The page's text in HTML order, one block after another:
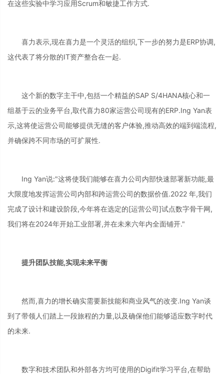
在这些实验中学习应用Scrum和敏捷工作方式.
喜力表示,现在喜力是一个灵活的组织,下一步的努力是ERP协调,
这代表了将分散的IT资产整合在一起.
这个新的数字主干中,包括一个精益的SAP S/4HANA核心和一
组基于云的业务平台,取代喜力80家运营公司现有的ERP.Ing Yan表
示,这将使运营公司能够提供无缝的客户体验,推动高效的端到端流程,
并确保跨不同市场的可扩展性.
Ing Yan说:"这将使我们能够在喜力公司内部快速部署新功能,最
大限度地发挥运营公司内部和跨运营公司的数据价值.2022 年,我们
完成了设计和建设阶段,今年将在选定的[运营公司]试点数字骨干网,
我们将在2024年开始工业部署,并在未来六年内全面铺开."
提升团队技能,实现未来平衡
然而,喜力的增长确实需要新技能和商业风气的改变.Ing Yan谈
到了带领人们踏上一段旅程的力量,以及确保他们能够适应数字时代
的未来.
数字和技术团队和外部各方均可使用的Digifit学习平台,在帮助